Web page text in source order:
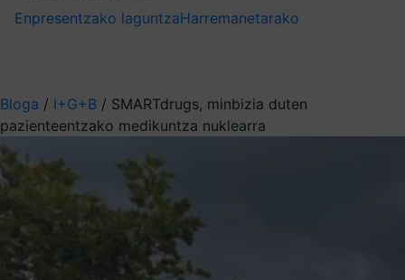
Enpresentzako laguntzaHarremanetarako
Bloga / I+G+B / SMARTdrugs, minbizia duten
pazienteentzako medikuntza nuklearra